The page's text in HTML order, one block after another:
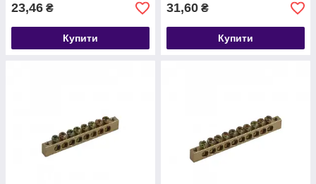
23,46 ₴
Купити
31,60 ₴
Купити